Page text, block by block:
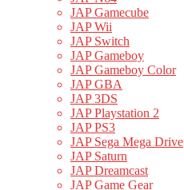
JAP Gamecube
JAP Wii
JAP Switch
JAP Gameboy
JAP Gameboy Color
JAP GBA
JAP 3DS
JAP Playstation 2
JAP PS3
JAP Sega Mega Drive
JAP Saturn
JAP Dreamcast
JAP Game Gear